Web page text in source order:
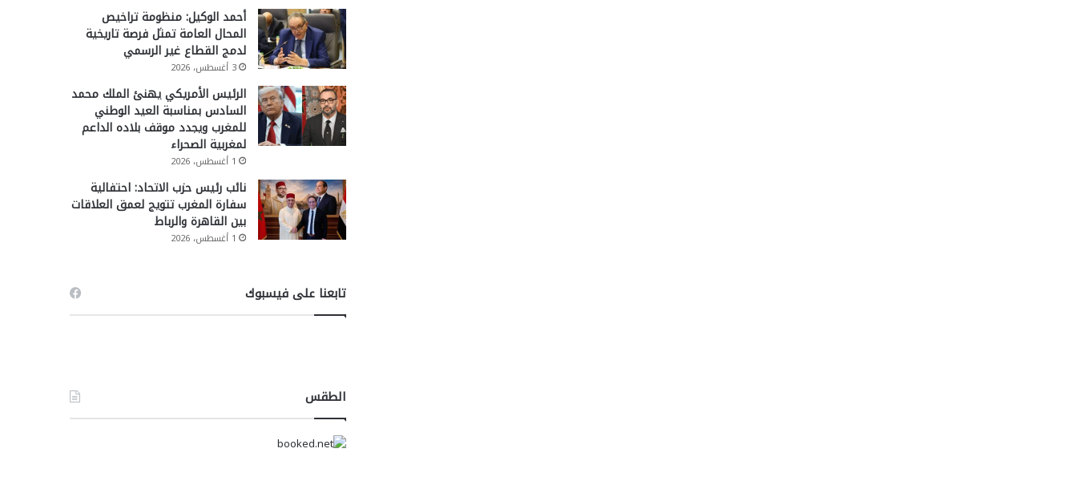
أحمد الوكيل: منظومة تراخيص
المحال العامة تمثل فرصة تاريخية
لدمج القطاع غير الرسمي
3 أغسطس، 2026
الرئيس الأمريكي يهنئ الملك محمد
السادس بمناسبة العيد الوطني
للمغرب ويجدد موقف بلاده الداعم
لمغربية الصحراء
1 أغسطس، 2026
نائب رئيس حزب الاتحاد: احتفالية
سفارة المغرب تتويج لعمق العلاقات
بين القاهرة والرباط
1 أغسطس، 2026
تابعنا على فيسبوك
الطقس